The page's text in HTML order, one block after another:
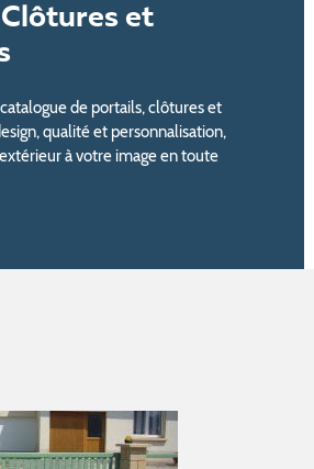
et
de portails, clôtures et
qualité et personnalisation,
à votre image en toute